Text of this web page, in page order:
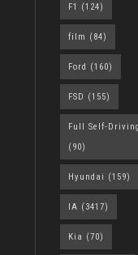
F1 (124)
film (84)
Ford (160)
FSD (155)
Full Self-
(90)
Hyundai (159)
IA (3417)
Kia (70)